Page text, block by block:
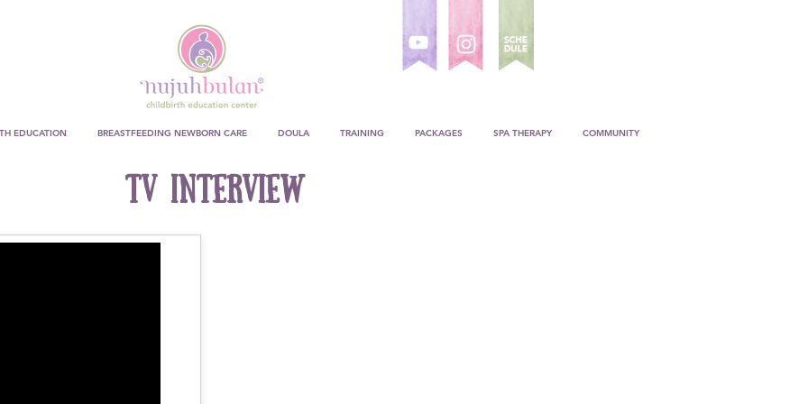
EDUCATION BREASTFEEDING NEWBORN CARE DOULA TRAINING PACKAGES SPA THERAPY COMMUNITY
TV INTERVIEW